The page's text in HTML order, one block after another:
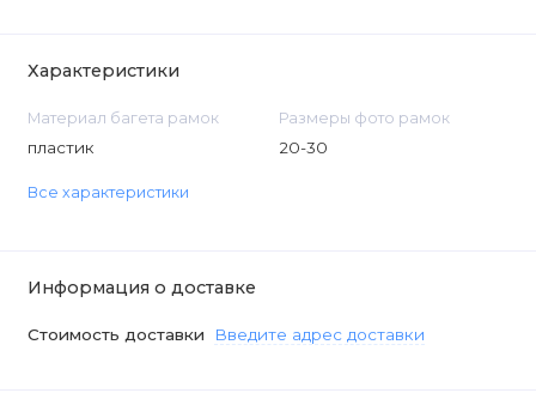
Характеристики
Материал багета рамок
пластик
Размеры фото рамок
20-30
Все характеристики
Информация о доставке
Стоимость доставки Введите адрес доставки